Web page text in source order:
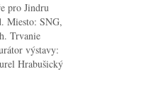
pro Jindru
Miesto: SNG,
Trvanie
výstavy:
Hrabušický